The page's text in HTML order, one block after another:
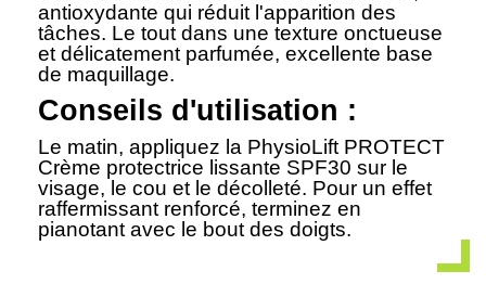
antioxydante qui réduit l'apparition des
tâches. Le tout dans une texture onctueuse
et délicatement parfumée, excellente base
de maquillage.
Conseils d'utilisation :
Le matin, appliquez la PhysioLift PROTECT
Crème protectrice lissante SPF30 sur le
visage, le cou et le décolleté. Pour un effet
raffermissant renforcé, terminez en
pianotant avec le bout des doigts.